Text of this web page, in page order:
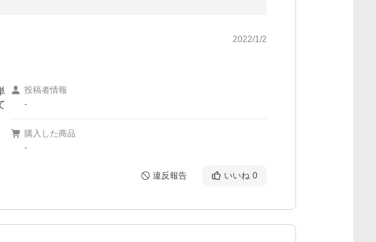
2022/1/2
投稿者情報
-
購入した商品
-
違反報告 いいね 0